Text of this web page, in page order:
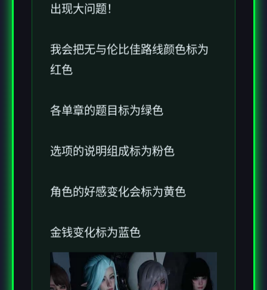
出现大问题！
我会把无与伦比佳路线颜色标为
红色
各单章的题目标为绿色
选项的说明组成标为粉色
角色的好感变化会标为黄色
金钱变化标为蓝色